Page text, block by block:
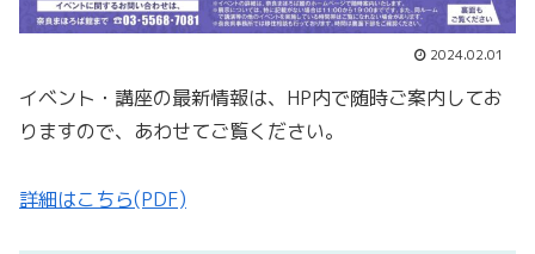
2024.02.01
イベント・講座の最新情報は、HP内で随時ご案内してお
りますので、あわせてご覧ください。
詳細はこちら(PDF)